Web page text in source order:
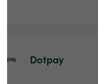
Dotpay